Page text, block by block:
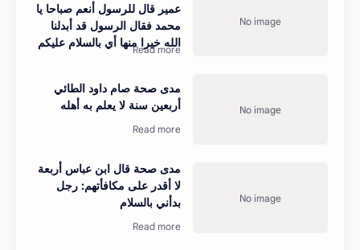
عمير قال للرسول أنعم صباحا يا
محمد فقال الرسول قد أبدلنا
الله خيرا منها أي بالسلام عليكم
مدى صحة صام داود الطائي
أربعين سنة لا يعلم به أهله
مدى صحة قال ابن عباس أربعة
لا أقدر على مكافأتهم: رجل
بدأني بالسلام